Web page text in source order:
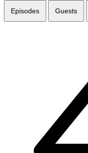
Episodes Guests